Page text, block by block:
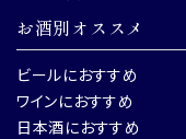
お酒別オススメ
ビールにおすすめ
ワインにおすすめ
日本酒におすすめ